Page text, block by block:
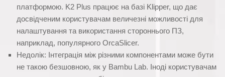
платформою. K2 Plus працює на базі Klipper, що дає
досвідченим користувачам величезні можливості для
налаштування та використання стороннього ПЗ,
наприклад, популярного OrcaSlicer.
Недолік: Інтеграція між різними компонентами може бути
не такою безшовною, як у Bambu Lab. Іноді користувачам